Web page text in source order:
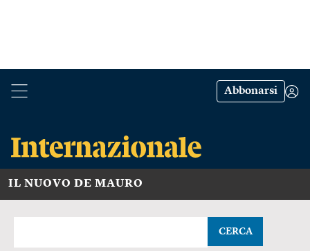
Abbonarsi
IL NUOVO DE MAURO
CERCA